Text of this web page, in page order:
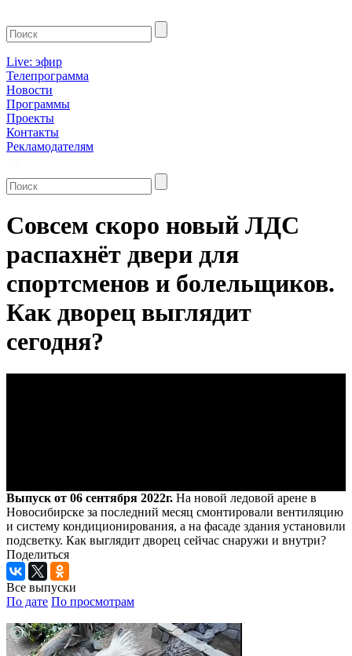
Live: эфир
Телепрограмма
Новости
Программы
Проекты
Контакты
Рекламодателям
Совсем скоро новый ЛДС
распахнёт двери для
спортсменов и болельщиков.
Как дворец выглядит
сегодня?
Выпуск от 06 сентября 2022г. На новой ледовой арене в
Новосибирске за последний месяц смонтировали вентиляцию
и систему кондиционирования, а на фасаде здания установили
подсветку. Как выглядит дворец сейчас снаружи и внутри?
Поделиться
Все выпуски
По дате По просмотрам